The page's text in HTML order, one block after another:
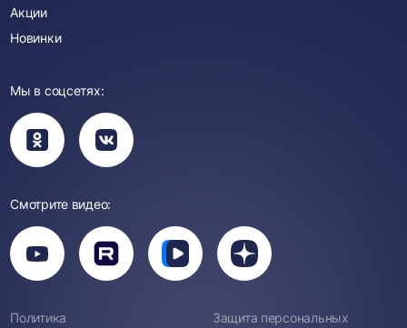
Акции
Новинки
Мы в соцсетях:
Вы
перейдете
в
группу
Вы
перейдете
в
группу
Смотрите видео:
Вы
перейдете
на
канал
Вы
перейдете
Вы
перейдете
Вы
перейдете
Дзен
Политика
Защита персональных